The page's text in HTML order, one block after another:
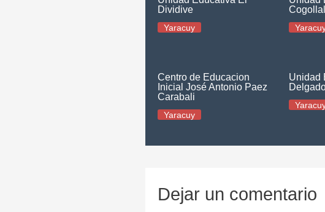
Dividive
Yaracuy
Cogollal
Centro de Educacion
Inicial José Antonio Paez
Carabali
Yaracuy
Unidad
Dejar un comentario